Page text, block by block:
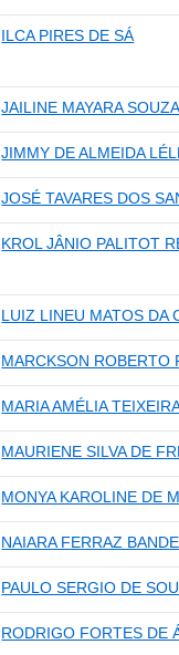
ILCA PIRES DE SÁ
JAILINE MAYARA
JIMMY DE ALMEIDA
JOSÉ TAVARES DOS
KROL JÂNIO PALITOT
LUIZ LINEU MATOS DA
MARCKSON ROBERTO
MARIA AMÉLIA
MAURIENE SILVA DE
MONYA KAROLINE DE
NAIARA FERRAZ
PAULO SERGIO DE
RODRIGO FORTES DE